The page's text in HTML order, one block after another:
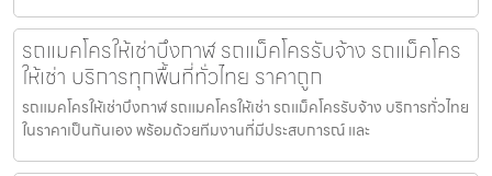
รถแมคโครให้เช่าบึงกาฬ รถแม็คโครรับจ้าง รถแม็คโคร
ให้เช่า บริการทุกพื้นที่ทั่วไทย ราคาถูก
รถแมคโครให้เช่าบึงกาฬ รถแมคโครให้เช่า รถแม็คโครรับจ้าง บริการทั่วไทย
ในราคาเป็นกันเอง พร้อมด้วยทีมงานที่มีประสบการณ์ และ